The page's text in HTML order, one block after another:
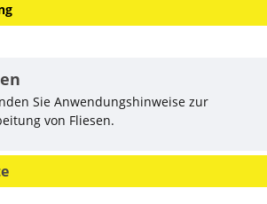
Sie Anwendungshinweise zur
von Fliesen.